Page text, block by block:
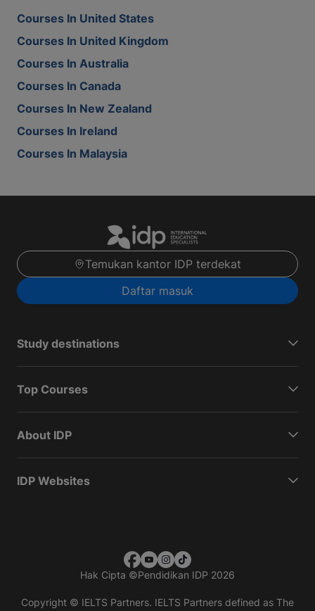
Courses In United States
Courses In United Kingdom
Courses In Australia
Courses In Canada
Courses In New Zealand
Courses In Ireland
Courses In Malaysia
Temukan kantor IDP terdekat
Daftar masuk
Study destinations
Top Courses
About IDP
IDP Websites
Hak Cipta ©Pendidikan IDP 2026
Copyright © IELTS Partners. IELTS Partners defined as The